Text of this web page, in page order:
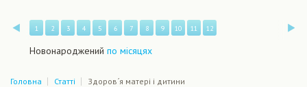
Назад
1 2 3 4 5 6 7 8 9 10 11 12
Новонароджений по місяцях
Головна Статті Здоров´я матері і дитини